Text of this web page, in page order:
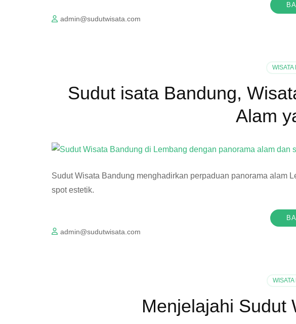
admin@sudutwisata.com
Sudut isata Bandung,
Alam
Sudut Wisata Bandung menghadirkan perpaduan panorama alam
spot estetik.
admin@sudutwisata.com
Menjelajahi Sudut